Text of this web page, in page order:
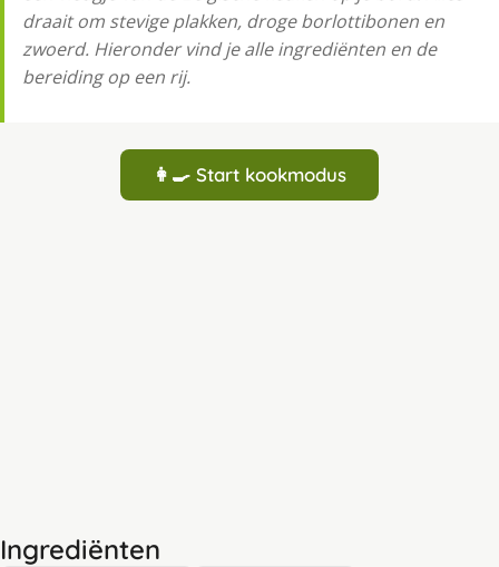
draait om stevige plakken, droge borlottibonen en
zwoerd. Hieronder vind je alle ingrediënten en de
bereiding op een rij.
👩‍🍳 Start kookmodus
Ingrediënten